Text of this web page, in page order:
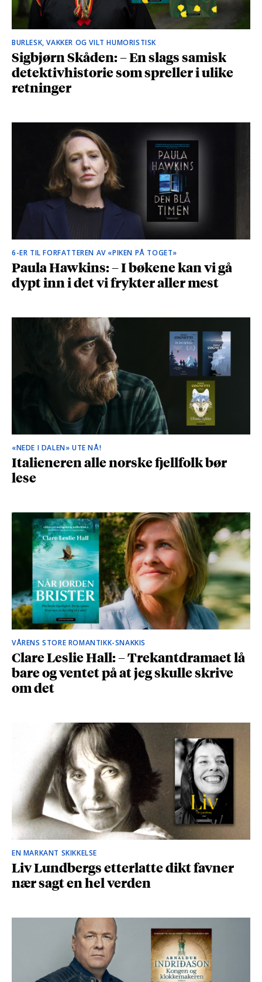
BURLESK, VAKKER OG VILT HUMORISTISK
Sigbjørn Skåden: – En slags samisk
detektivhistorie som spreller i ulike
retninger
6-ER TIL FORFATTEREN AV «PIKEN PÅ TOGET»
Paula Hawkins: – I bøkene kan vi gå
dypt inn i det vi frykter aller mest
«NEDE I DALEN» UTE NÅ!
Italieneren alle norske fjellfolk bør
lese
VÅRENS STORE ROMANTIKK-SNAKKIS
Clare Leslie Hall: – Trekantdramaet lå
bare og ventet på at jeg skulle skrive
om det
EN MARKANT SKIKKELSE
Liv Lundbergs etterlatte dikt favner
nær sagt en hel verden